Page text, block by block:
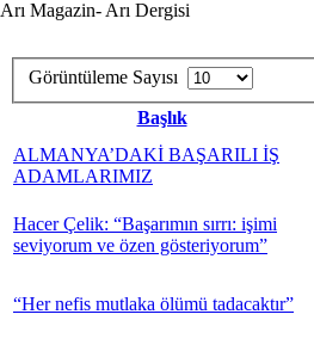
Arı Magazin- Arı Dergisi
Görüntüleme Sayısı
Başlık
ALMANYA’DAKİ BAŞARILI İŞ
ADAMLARIMIZ
Hacer Çelik: “Başarımın sırrı: işimi
seviyorum ve özen gösteriyorum”
“Her nefis mutlaka ölümü tadacaktır”